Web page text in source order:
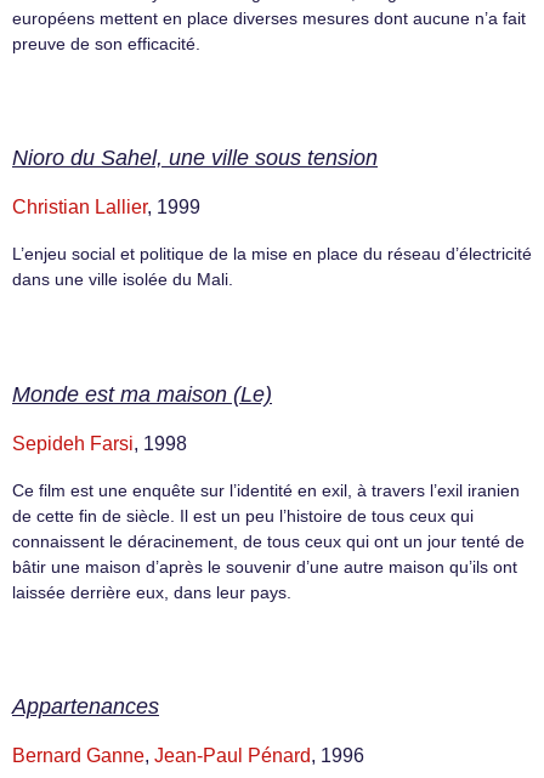
européens mettent en place diverses mesures dont aucune n’a fait
preuve de son efficacité.
Nioro du Sahel, une ville sous tension
Christian Lallier, 1999
L’enjeu social et politique de la mise en place du réseau d’électricité
dans une ville isolée du Mali.
Monde est ma maison (Le)
Sepideh Farsi, 1998
Ce film est une enquête sur l’identité en exil, à travers l’exil iranien
de cette fin de siècle. Il est un peu l’histoire de tous ceux qui
connaissent le déracinement, de tous ceux qui ont un jour tenté de
bâtir une maison d’après le souvenir d’une autre maison qu’ils ont
laissée derrière eux, dans leur pays.
Appartenances
Bernard Ganne, Jean-Paul Pénard, 1996